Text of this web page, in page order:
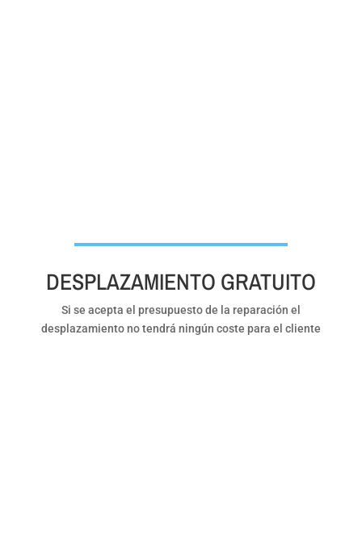
DESPLAZAMIENTO GRATUITO
Si se acepta el presupuesto de la reparación el
desplazamiento no tendrá ningún coste para el cliente